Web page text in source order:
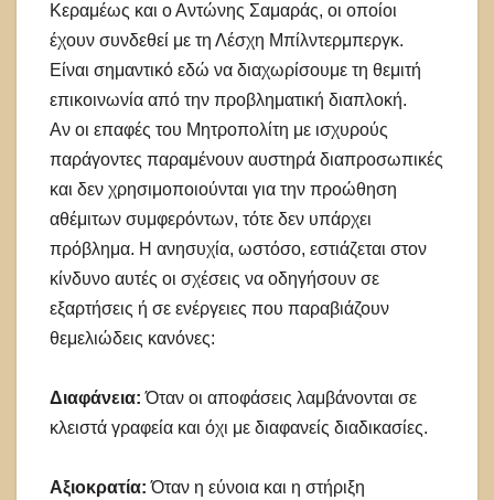
Κεραμέως και ο Αντώνης Σαμαράς, οι οποίοι
έχουν συνδεθεί με τη Λέσχη Μπίλντερμπεργκ.
Είναι σημαντικό εδώ να διαχωρίσουμε τη θεμιτή
επικοινωνία από την προβληματική διαπλοκή.
Αν οι επαφές του Μητροπολίτη με ισχυρούς
παράγοντες παραμένουν αυστηρά διαπροσωπικές
και δεν χρησιμοποιούνται για την προώθηση
αθέμιτων συμφερόντων, τότε δεν υπάρχει
πρόβλημα. Η ανησυχία, ωστόσο, εστιάζεται στον
κίνδυνο αυτές οι σχέσεις να οδηγήσουν σε
εξαρτήσεις ή σε ενέργειες που παραβιάζουν
θεμελιώδεις κανόνες:
Διαφάνεια:Όταν οι αποφάσεις λαμβάνονται σε
κλειστά γραφεία και όχι με διαφανείς διαδικασίες.
Αξιοκρατία: Όταν η εύνοια και η στήριξη